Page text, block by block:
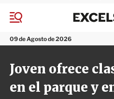
M
n
ú
09 de Agosto de 2026
Joven ofrece
en el parque y